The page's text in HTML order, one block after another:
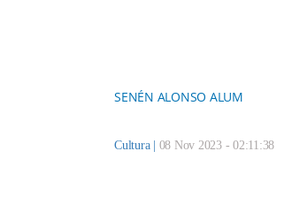
SENÉN ALONSO ALUM
Cultura | 08 Nov 2023 - 02:11:38